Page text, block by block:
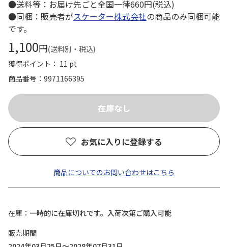
●送料等：お届け先ごと全国一律660円(税込)
●同梱：販売者がスケーター株式会社の商品のみ同梱可能
です。
1,100円(送料別・税込)
獲得ポイント： 11 pt
商品番号
9971166395
お気に入りに登録する
商品についてのお問い合わせはこちら
在庫
一時的に在庫切れです。入荷次第ご購入可能
販売期間